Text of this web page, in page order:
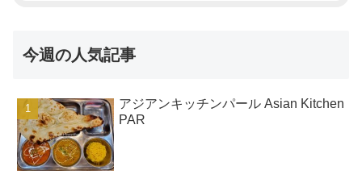
今週の人気記事
アジアンキッチンパール Asian Kitchen
PAR